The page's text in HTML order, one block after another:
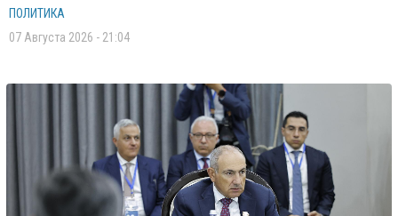
ПОЛИТИКА
07 Августа 2026 - 21:04